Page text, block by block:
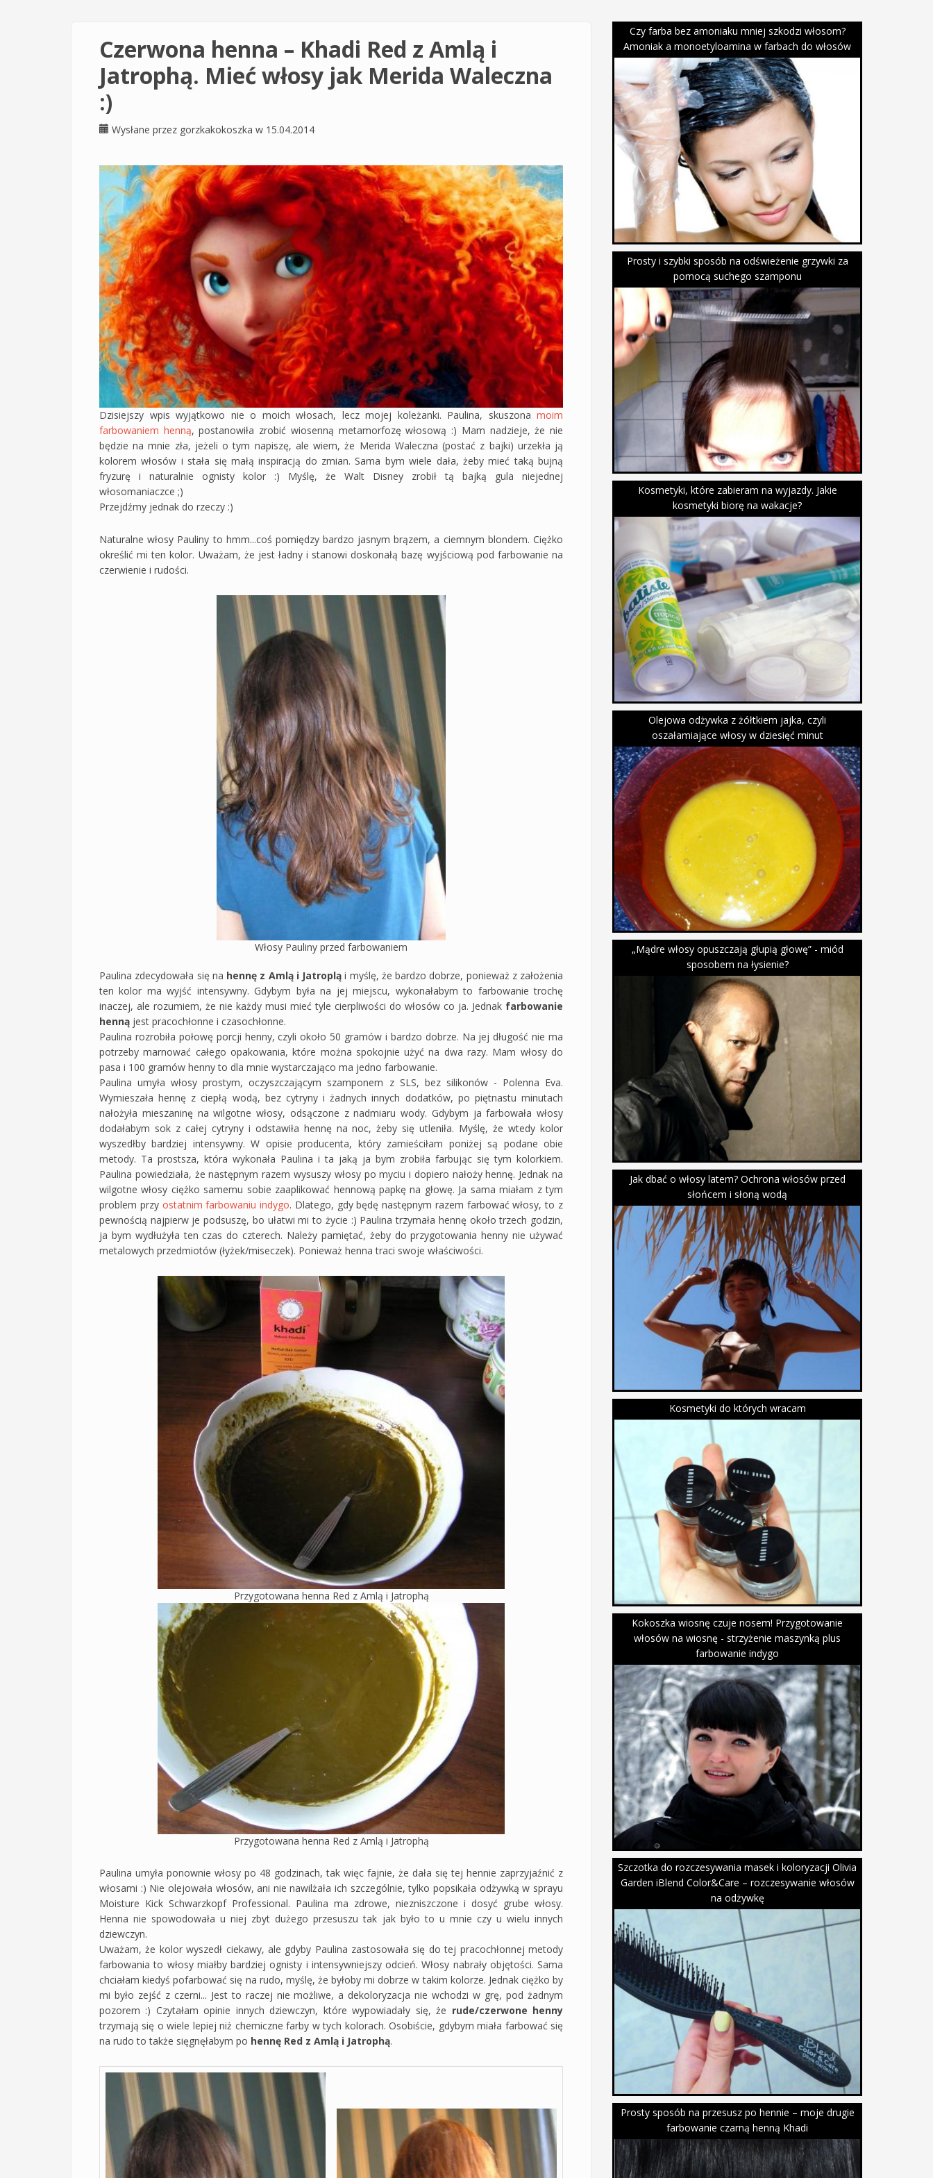
Czerwona henna – Khadi Red z Amlą i
Jatrophą. Mieć włosy jak Merida Waleczna
:)
Wysłane przez gorzkakokoszka w 15.04.2014
Dzisiejszy wpis wyjątkowo nie o moich włosach, lecz mojej koleżanki. Paulina, skuszona moim
farbowaniem henną, postanowiła zrobić wiosenną metamorfozę włosową :) Mam nadzieje, że nie
będzie na mnie zła, jeżeli o tym napiszę, ale wiem, że Merida Waleczna (postać z bajki) urzekła ją
kolorem włosów i stała się małą inspiracją do zmian. Sama bym wiele dała, żeby mieć taką bujną
fryzurę i naturalnie ognisty kolor :) Myślę, że Walt Disney zrobił tą bajką gula niejednej
włosomaniaczce ;)
Przejdźmy jednak do rzeczy :)
Naturalne włosy Pauliny to hmm...coś pomiędzy bardzo jasnym brązem, a ciemnym blondem. Ciężko
określić mi ten kolor. Uważam, że jest ładny i stanowi doskonałą bazę wyjściową pod farbowanie na
czerwienie i rudości.
Włosy Pauliny przed farbowaniem
Paulina zdecydowała się na hennę z Amlą i Jatropląi myślę, że bardzo dobrze, ponieważ z założenia
ten kolor ma wyjść intensywny. Gdybym była na jej miejscu, wykonałabym to farbowanie trochę
inaczej, ale rozumiem, że nie każdy musi mieć tyle cierpliwości do włosów co ja. Jednak farbowanie
henną jest pracochłonne i czasochłonne.
Paulina rozrobiła połowę porcji henny, czyli około 50 gramów i bardzo dobrze. Na jej długość nie ma
potrzeby marnować całego opakowania, które można spokojnie użyć na dwa razy. Mam włosy do
pasa i 100 gramów henny to dla mnie wystarczająco ma jedno farbowanie.
Paulina umyła włosy prostym, oczyszczającym szamponem z SLS, bez silikonów - Polenna Eva.
Wymieszała hennę z ciepłą wodą, bez cytryny i żadnych innych dodatków, po piętnastu minutach
nałożyła mieszaninę na wilgotne włosy, odsączone z nadmiaru wody. Gdybym ja farbowała włosy
dodałabym sok z całej cytryny i odstawiła hennę na noc, żeby się utleniła. Myślę, że wtedy kolor
wyszedłby bardziej intensywny. W opisie producenta, który zamieściłam poniżej są podane obie
metody. Ta prostsza, która wykonała Paulina i ta jaką ja bym zrobiła farbując się tym kolorkiem.
Paulina powiedziała, że następnym razem wysuszy włosy po myciu i dopiero nałoży hennę. Jednak na
wilgotne włosy ciężko samemu sobie zaaplikować hennową papkę na głowę. Ja sama miałam z tym
problem przy ostatnim farbowaniu indygo. Dlatego, gdy będę następnym razem farbować włosy, to z
pewnością najpierw je podsuszę, bo ułatwi mi to życie :) Paulina trzymała hennę około trzech godzin,
ja bym wydłużyła ten czas do czterech. Należy pamiętać, żeby do przygotowania henny nie używać
metalowych przedmiotów (łyżek/miseczek). Ponieważ henna traci swoje właściwości.
Przygotowana henna Red z Amlą i Jatrophą
Przygotowana henna Red z Amlą i Jatrophą
Paulina umyła ponownie włosy po 48 godzinach, tak więc fajnie, że dała się tej hennie zaprzyjaźnić z
włosami :) Nie olejowała włosów, ani nie nawilżała ich szczególnie, tylko popsikała odżywką w sprayu
Moisture Kick Schwarzkopf Professional. Paulina ma zdrowe, niezniszczone i dosyć grube włosy.
Henna nie spowodowała u niej zbyt dużego przesuszu tak jak było to u mnie czy u wielu innych
dziewczyn.
Uważam, że kolor wyszedł ciekawy, ale gdyby Paulina zastosowała się do tej pracochłonnej metody
farbowania to włosy miałby bardziej ognisty i intensywniejszy odcień. Włosy nabrały objętości. Sama
chciałam kiedyś pofarbować się na rudo, myślę, że byłoby mi dobrze w takim kolorze. Jednak ciężko by
mi było zejść z czerni... Jest to raczej nie możliwe, a dekoloryzacja nie wchodzi w grę, pod żadnym
pozorem :) Czytałam opinie innych dziewczyn, które wypowiadały się, że rude/czerwone henny
trzymają się o wiele lepiej niż chemiczne farby w tych kolorach. Osobiście, gdybym miała farbować się
na rudo to także sięgnęłabym po hennę Red z Amlą i Jatrophą.
Czy farba bez amoniaku mniej szkodzi włosom?
Amoniak a monoetyloamina w farbach do włosów
Prosty i szybki sposób na odświeżenie grzywki za
pomocą suchego szamponu
Kosmetyki, które zabieram na wyjazdy. Jakie
kosmetyki biorę na wakacje?
Olejowa odżywka z żółtkiem jajka, czyli
oszałamiające włosy w dziesięć minut
„Mądre włosy opuszczają głupią głowę” - miód
sposobem na łysienie?
Jak dbać o włosy latem? Ochrona włosów przed
słońcem i słoną wodą
Kosmetyki do których wracam
Kokoszka wiosnę czuje nosem! Przygotowanie
włosów na wiosnę - strzyżenie maszynką plus
farbowanie indygo
Szczotka do rozczesywania masek i koloryzacji Olivia
Garden iBlend Color&Care – rozczesywanie włosów
na odżywkę
Prosty sposób na przesusz po hennie – moje drugie
farbowanie czarną henną Khadi